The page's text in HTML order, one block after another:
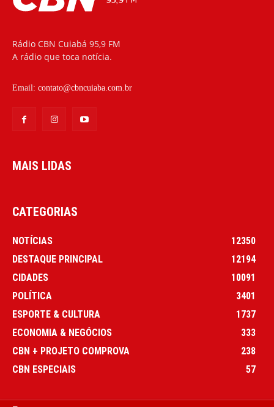
Rádio CBN Cuiabá 95,9 FM
A rádio que toca notícia.
Email: contato@cbncuiaba.com.br
MAIS LIDAS
CATEGORIAS
NOTÍCIAS
12350
DESTAQUE PRINCIPAL
12194
CIDADES
10091
POLÍTICA
3401
ESPORTE & CULTURA
1737
ECONOMIA & NEGÓCIOS
333
CBN + PROJETO COMPROVA
238
CBN ESPECIAIS
57